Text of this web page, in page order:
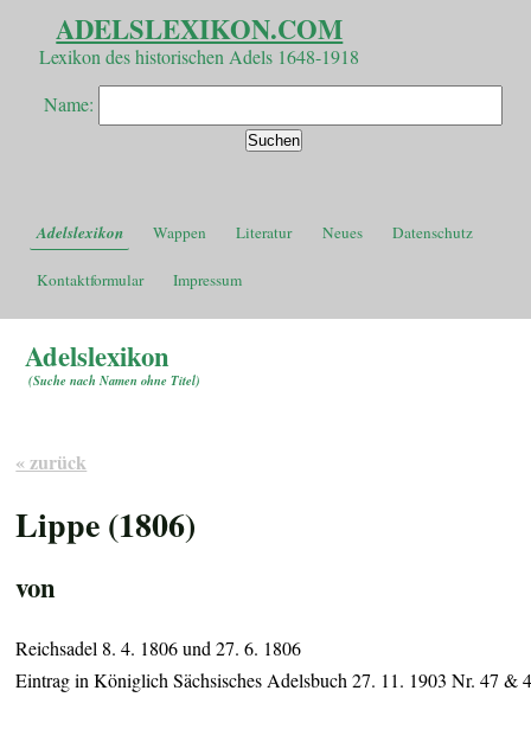
ADELSLEXIKON.COM
Lexikon des historischen Adels 1648-1918
Name:
Adelslexikon Wappen Literatur Neues Datenschutz
Kontaktformular Impressum
Adelslexikon
(Suche nach Namen ohne Titel)
« zurück
Lippe (1806)
von
Reichsadel 8. 4. 1806 und 27. 6. 1806
Eintrag in Königlich Sächsisches Adelsbuch 27. 11. 1903 Nr. 47 &